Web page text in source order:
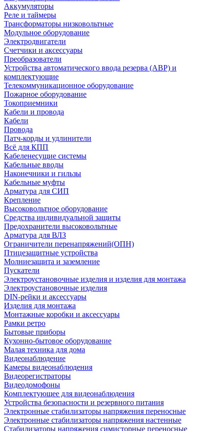
Аккумуляторы
Реле и таймеры
Трансформаторы низковольтные
Модульное оборудование
Электродвигатели
Счетчики и аксессуары
Преобразователи
Устройства автоматического ввода резерва (АВР) и
комплектующие
Телекоммуникационное оборудование
Пожарное оборудование
Токоприемники
Кабели и провода
Кабели
Провода
Патч-корды и удлинители
Всё для КПП
Кабеленесущие системы
Кабельные вводы
Наконечники и гильзы
Кабельные муфты
Арматура для СИП
Крепление
Высоковольтное оборудование
Средства индивидуальной защиты
Предохранители высоковольтные
Арматура для ВЛЗ
Ограничители перенапряжений(ОПН)
Птицезащитные устройства
Молниезащита и заземление
Пускатели
Электроустановочные изделия и изделия для монтажа
Электроустановочные изделия
DIN-рейки и аксессуары
Изделия для монтажа
Монтажные коробки и аксессуары
Рамки ретро
Бытовые приборы
Кухонно-бытовое оборудование
Малая техника для дома
Видеонаблюдение
Камеры видеонаблюдения
Видеорегистраторы
Видеодомофоны
Комплектующее для видеонаблюдения
Устройства безопасности и резервного питания
Электронные стабилизаторы напряжения переносные
Электронные стабилизаторы напряжения настенные
Стабилизаторы напряжения симисторные переносные